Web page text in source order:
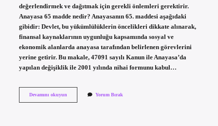
değerlendirmek ve dağıtmak için gerekli önlemleri gerektirir.
Anayasa 65 madde nedir? Anayasanın 65. maddesi aşağıdaki
gibidir: Devlet, bu yükümlülüklerin öncelikleri dikkate alınarak,
finansal kaynaklarının uygunluğu kapsamında sosyal ve
ekonomik alanlarda anayasa tarafından belirlenen görevlerini
yerine getirir. Bu makale, 47091 sayılı Kanun ile Anayasa’da
yapılan değişiklik ile 2001 yılında nihai formunu kabul…
Devamını okuyunYasanın
Yorum Bırak